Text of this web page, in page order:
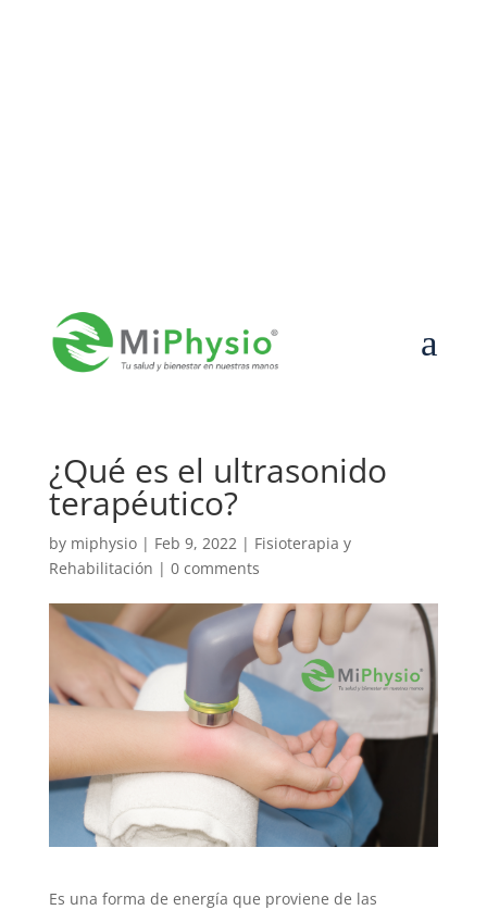
a
¿Qué es el ultrasonido
terapéutico?
by miphysio| Feb 9, 2022| Fisioterapia y
Rehabilitación | 0 comments
Es una forma de energía que proviene de las